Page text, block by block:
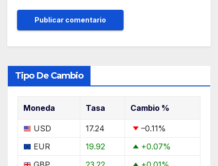
Tipo De Cambio
Moneda Tasa Cambio %
USD 17.24 –0.11%
EUR
19.92 +0.07%